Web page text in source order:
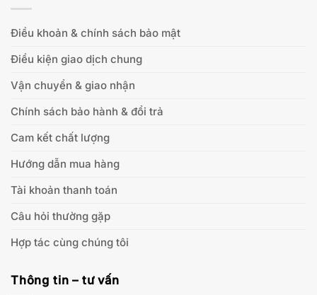
Điều khoản & chính sách bảo mật
Điều kiện giao dịch chung
Vận chuyển & giao nhận
Chính sách bảo hành & đổi trả
Cam kết chất lượng
Hướng dẫn mua hàng
Tài khoản thanh toán
Câu hỏi thường gặp
Hợp tác cùng chúng tôi
Thông tin – tư vấn